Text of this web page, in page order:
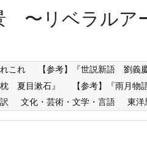
〜リベラルア
これ 【参考】『世説新語 劉義慶
枕 夏目漱石』 【参考】『雨月
文化・芸術・文学・言語 東洋